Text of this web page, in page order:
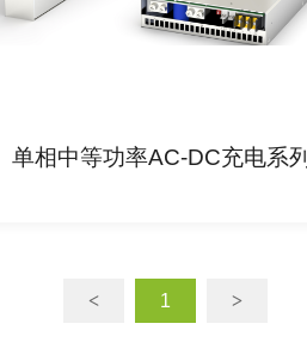
单相中等功率AC-DC充电系列
< 1 >